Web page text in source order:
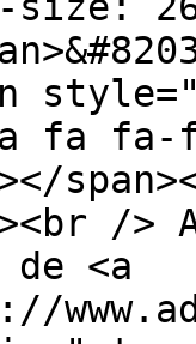
fa
/>
de <a